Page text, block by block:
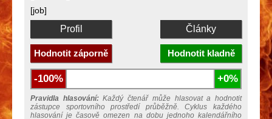
[job]
Profil Články
Hodnotit záporně Hodnotit kladně
-100% +0%
Pravidla hlasování:Každý čtenář může hlasovat a hodnotit
zástupce sportovního prostředí průběžně. Cyklus každého
hlasování je časově omezen na dobu jednoho kalendářního